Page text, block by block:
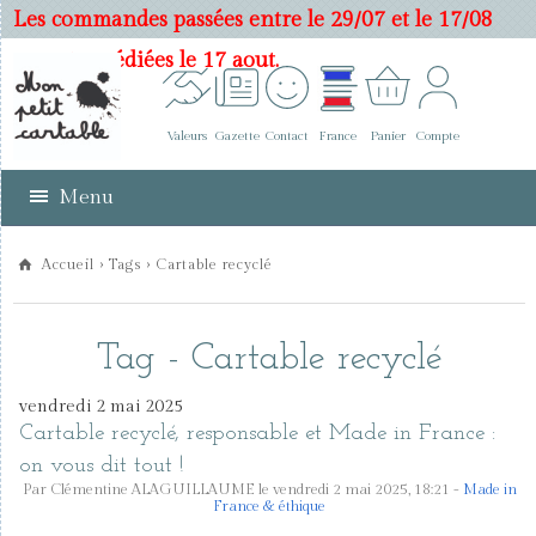
Les commandes passées entre le 29/07 et le 17/08
seront expédiées le 17 aout.
Valeurs Gazette Contact France Panier Compte
Menu
Accueil ›Tags › Cartable recyclé
Tag - Cartable recyclé
vendredi 2 mai 2025
Cartable recyclé, responsable et Made in France :
on vous dit tout !
Par Clémentine ALAGUILLAUME le vendredi 2 mai 2025, 18:21 - Made in
France & éthique